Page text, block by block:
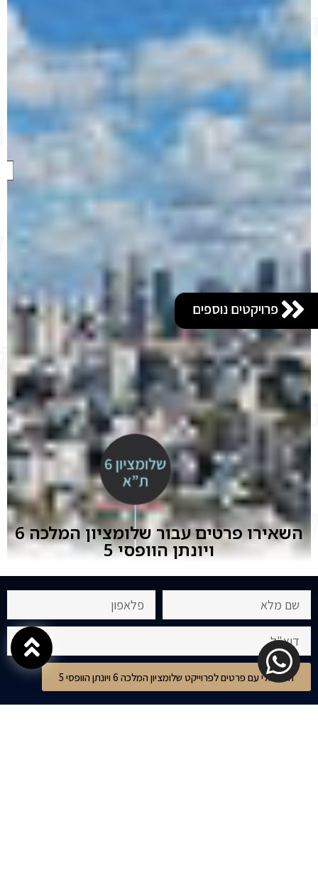
פרויקטים נוספים
השאירו פרטים עבור שלומציון המלכה 6
ויונתן הוופסי 5
חזרו אלי עם פרטים לפרוייקט שלומציון המלכה 6 ויונתן הוופסי 5